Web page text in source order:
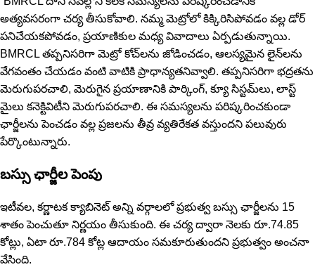
అత్యవసరంగా చర్య తీసుకోవాలి. నమ్మ మెట్రోలో కిక్కిరిసిపోవడం వల్ల డోర్
పనిచేయకపోవడం, ప్రయాణికుల మధ్య వివాదాలు ఏర్పడుతున్నాయి.
BMRCL తప్పనిసరిగా మెట్రో కోచ్‌లను జోడించడం, ఆలస్యమైన లైన్‌లను
వేగవంతం చేయడం వంటి వాటికి ప్రాధాన్యతనివ్వాలి. తప్పనిసరిగా భద్రతను
మెరుగుపరచాలి, మెరుగైన ప్రయాణానికి పార్కింగ్, క్యూ సిస్టమ్‌లు, లాస్ట్
మైలు కనెక్టివిటీని మెరుగుపరచాలి. ఈ సమస్యలను పరిష్కరించకుండా
ఛార్జీలను పెంచడం వల్ల ప్రజలను తీవ్ర వ్య‌తిరేక‌త వ‌స్తుంద‌ని ప‌లువురు
పేర్కొంటున్నారు.
బస్సు ఛార్జీల పెంపు
ఇటీవల, కర్ణాటక క్యాబినెట్ అన్ని వర్గాలలో ప్రభుత్వ బస్సు ఛార్జీలను 15
శాతం పెంచుతూ నిర్ణయం తీసుకుంది. ఈ చర్య ద్వారా నెలకు రూ.74.85
కోట్లు, ఏటా రూ.784 కోట్ల ఆదాయం సమకూరుతుందని ప్రభుత్వం అంచనా
వేసింది.